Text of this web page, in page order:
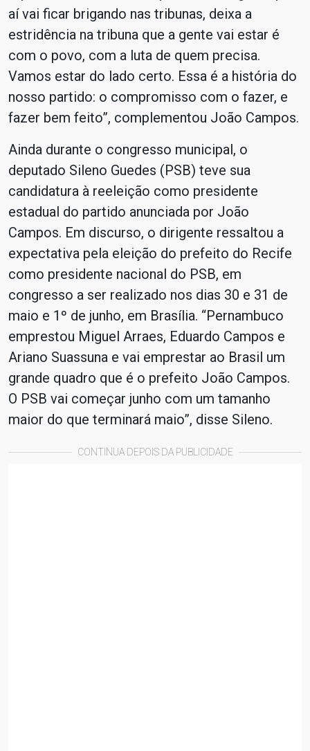
aí vai ficar brigando nas tribunas, deixa a
estridência na tribuna que a gente vai estar é
com o povo, com a luta de quem precisa.
Vamos estar do lado certo. Essa é a história do
nosso partido: o compromisso com o fazer, e
fazer bem feito”, complementou João Campos.
Ainda durante o congresso municipal, o
deputado Sileno Guedes (PSB) teve sua
candidatura à reeleição como presidente
estadual do partido anunciada por João
Campos. Em discurso, o dirigente ressaltou a
expectativa pela eleição do prefeito do Recife
como presidente nacional do PSB, em
congresso a ser realizado nos dias 30 e 31 de
maio e 1º de junho, em Brasília. “Pernambuco
emprestou Miguel Arraes, Eduardo Campos e
Ariano Suassuna e vai emprestar ao Brasil um
grande quadro que é o prefeito João Campos.
O PSB vai começar junho com um tamanho
maior do que terminará maio”, disse Sileno.
CONTINUA DEPOIS DA PUBLICIDADE